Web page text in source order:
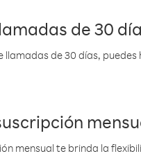
de 30
llamadas de 30 días,
mensual te brinda la